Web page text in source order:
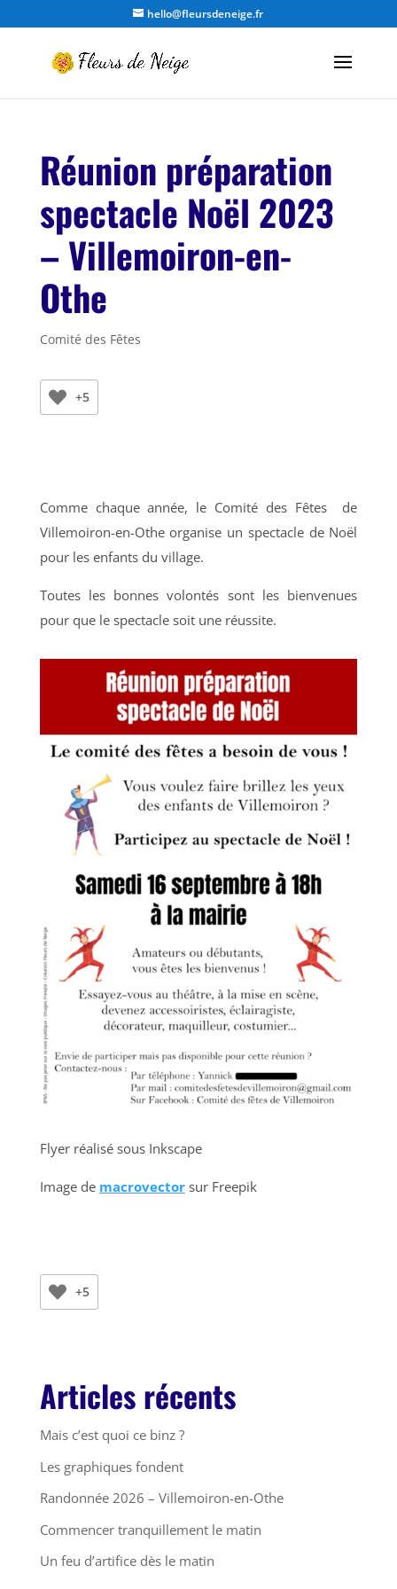
hello@fleursdeneige.fr
Réunion préparation
spectacle Noël 2023
– Villemoiron-en-
Othe
Comité des Fêtes
+5
Comme chaque année, le Comité des Fêtes de
Villemoiron-en-Othe organise un spectacle de Noël
pour les enfants du village.
Toutes les bonnes volontés sont les bienvenues
pour que le spectacle soit une réussite.
Flyer réalisé sous Inkscape
Image de macrovectorsur Freepik
+5
Articles récents
Mais c’est quoi ce binz ?
Les graphiques fondent
Randonnée 2026 – Villemoiron-en-Othe
Commencer tranquillement le matin
Un feu d’artifice dès le matin